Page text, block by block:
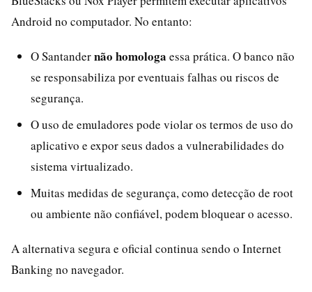
Android no computador. No entanto:
O Santandernão homologa essa prática. O banco não
se responsabiliza por eventuais falhas ou riscos de
segurança.
O uso de emuladores pode violar os termos de uso do
aplicativo e expor seus dados a vulnerabilidades do
sistema virtualizado.
Muitas medidas de segurança, como detecção de root
ou ambiente não confiável, podem bloquear o acesso.
A alternativa segura e oficial continua sendo o Internet
Banking no navegador.